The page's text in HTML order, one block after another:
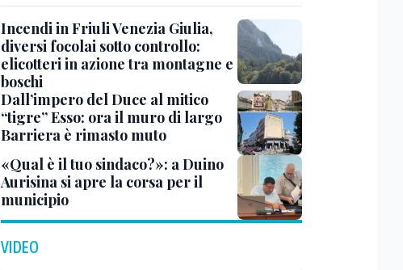
Incendi in Friuli Venezia Giulia,
diversi focolai sotto controllo:
elicotteri in azione tra montagne e
boschi
Dall’impero del Duce al mitico
“tigre” Esso: ora il muro di largo
Barriera è rimasto muto
«Qual è il tuo sindaco?»: a Duino
Aurisina si apre la corsa per il
municipio
VIDEO